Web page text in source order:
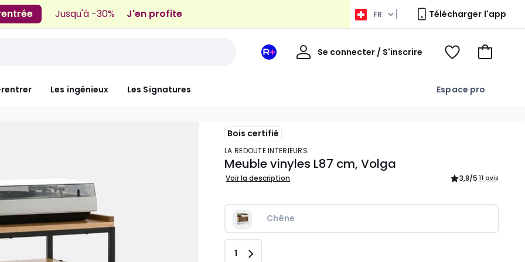
Jusqu'à -30% J'en profite FR Télécharger l'app
Les ingénieux Les Signatures Espace pro
Votre
Se connecter / S'inscrire
Bienvenue
Voir
Aller
Bois certifié
LA REDOUTE INTERIEURS
Meuble vinyles L87 cm, Volga
Voir la description 3,8/5 11 avis
Chêne
Quantité
1